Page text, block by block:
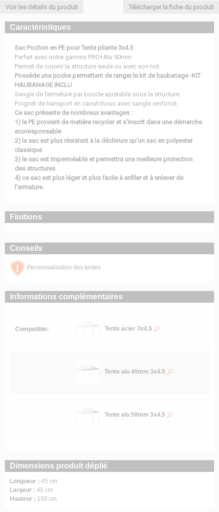
Voir les détails du produit Télécharger la fiche du produit
Caractéristiques
Sac Pochon en PE pour Tente pliante 3x4.5
Parfait avec notre gamme PRO+Alu 50mm
Permet de couvrir la structure seule ou avec son toit.
Possède une poche permettant de ranger le kit de haubanage -KIT
HAUBANAGE INCLU
Sangle de fermeture par boucle ajustable sous la structure.
Poignet de transport en caoutchouc avec sangle renforcé.
Ce sac présente de nombreux avantages :
1) le PE provient de matière recycler et s'inscrit dans une démarche
ecoresponsable
2) le sac est plus résistant à la déchirure qu'un sac en polyester
classique
3) le sac est imperméable et permettra une meilleure protection
des structures
4) ce sac est plus léger et plus facile à enfiler et à enlever de
l'armature.
Finitions
Conseils
Personnalisation des tentes
Informations complémentaires
Compatible: Tente acier 3x4.5
Tente alu 40mm 3x4.5
Tente alu 50mm 3x4.5
Dimensions produit déplié
Longueur : 45 cm
Largeur : 45 cm
Hauteur : 150 cm